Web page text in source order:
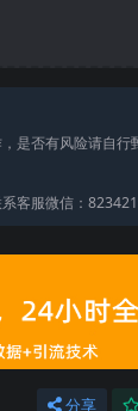
是否有风险请自行
客服微信：
分享